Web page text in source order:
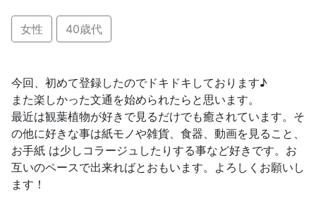
女性 40歳代
今回、初めて登録したのでドキドキしております♪
また楽しかった文通を始められたらと思います。
最近は観葉植物が好きで見るだけでも癒されています。そ
の他に好きな事は紙モノや雑貨、食器、動画を見ること、
お手紙 は少しコラージュしたりする事など好きです。お
互いのペースで出来ればとおもいます。よろしくお願いし
ます！